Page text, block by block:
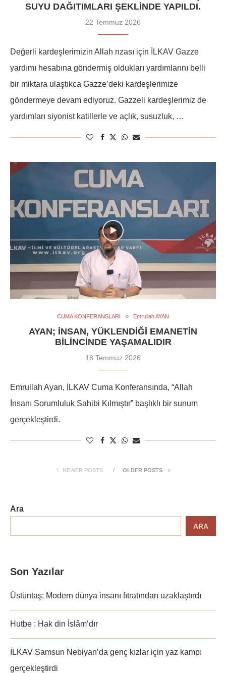
SUYU DAĞITIMLARI ŞEKLINDE YAPILDI.
22 Temmuz 2026
Değerli kardeşlerimizin Allah rızası için İLKAV Gazze
yardımı hesabına göndermiş oldukları yardımlarını belli
bir miktara ulaştıkca Gazze’deki kardeşlerimize
göndermeye devam ediyoruz. Gazzeli kardeşlerimiz de
yardımları siyonist katillerle ve açlık, susuzluk, …
CUMA KONFERANSLARI Emrullah AYAN
AYAN; İNSAN, YÜKLENDIĞI EMANETIN
BILINCINDE YAŞAMALIDIR
18 Temmuz 2026
Emrullah Ayan, İLKAV Cuma Konferansında, “Allah
İnsanı Sorumluluk Sahibi Kılmıştır” başlıklı bir sunum
gerçekleştirdi.
NEWER POSTS OLDER POSTS
Ara
ARA
Son Yazılar
Üstüntaş; Modern dünya insanı fıtratından uzaklaştırdı
Hutbe : Hak din İslâm’dır
İLKAV Samsun Nebiyan’da genç kızlar için yaz kampı
gerçekleştirdi